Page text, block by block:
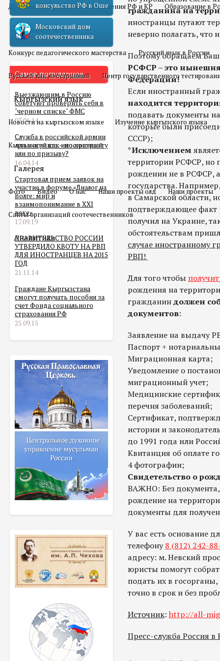
Двойное гражданство Отношения РФ и КР Образование в
Русский язык
Конкурс педагогического мастерства Русский язык в России
Русский как иностранный Центр государственного
Кыргызский язык
Новости на кыргызском языке Изучение кыргызского языка
Кыргызский как иностранный
Галерея
Фото Видео О нас Наши проекты олд Наши проекты
Сайты организаций соотечественников
Аналитика
консульство РФ в Оше
Московский дом
соотечественника
Самое популярное
Выезжающим в Россию
советуют проверить себя в
"черном списке" ФМС
03.06.14
Служба в российской армии
для мигранта – по контракту
или по призыву?
16.04.14
Стартовал прием заявок на
участие в форуме «Диалог на
Волге: мир и
взаимопонимание в XXI
веке»
17.09.19
ПРАВИТЕЛЬСТВО РОССИИ
УТВЕРДИЛО КВОТУ НА РВП
ДЛЯ ИНОСТРАНЦЕВ НА 2015
ГОД
21.11.14
Граждане Кыргызстана
смогут получать пособия за
счет Фонда социального
страхования РФ
25.09.15
гражданина на
иностранцы путают
неверно полагать, что
Поэтому обращаем
РСФСР – это
Федерации!
Если иностранный
находится
подавать документы
которые были
СССР);
*Исключением
территории РСФСР, но
рождении не в РСФСР,
государства.
в Самарской области,
подтверждающее факт
получил на Украине,
обстоятельствам
случае иностранному
РВП!
Для того чтобы
рождения на
гражданиндолжен
документов:
Заявление на выдачу
Паспорт +
Миграционная карта;
Уведомление о
миграционный учет;
Медицинские
перечня заболеваний;
Сертификат,
истории и
до 1991 года или
Квитанция об оплате
4 фотографии;
Свидетельство о
ВАЖНО: Без
рождение на
документы для
У вас есть основание
телефону8 (812) 242-
адресу: м. Невский
юристы помогут
подать их в
точно в срок и без
Источник: http://all-
Пресс-служба Россия в